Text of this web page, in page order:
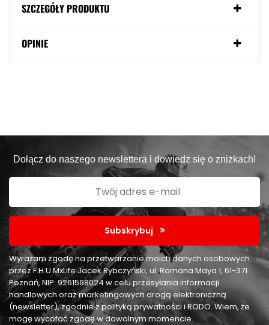
SZCZEGÓŁY PRODUKTU
OPINIE
Dołącz do naszego newslettera i dowiedz się o zniżkach!
Subskrybuj
Wyrażam zgodę na przetwarzanie moich danych osobowych
przez F.H.U MxLife Jacek Rybczyński, ul. Romana Maya 1, 61-371
Poznań, NIP: 9261598024 w celu przesyłania informacji
handlowych oraz marketingowych drogą elektroniczną
(newsletter), zgodnie z polityką prywatności i RODO. Wiem, że
mogę wycofać zgodę w dowolnym momencie.